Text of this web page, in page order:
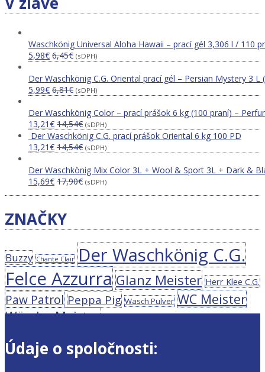
Waschkönig Universal Aloha Hawaii – prací gél 3,306 l / 110
5,98€ 6,45€ (sDPH)
Der Waschkönig C.G. Oriental prací gél – Persian Mystery 3 L
5,99€ 6,81€ (sDPH)
Der Waschkönig Color – prací prášok 6 kg (100 praní) –
13,21€ 14,54€ (sDPH)
Der Waschkönig C.G. prací prášok Oriental 6 kg 100 PD
13,21€ 14,54€ (sDPH)
Der Waschkönig Mix Color 3L + Wool & Sport 3L + Dark &
15,69€ 17,90€ (sDPH)
ZNAČKY
Buzzy Chante Clair
Der Waschkönig C.G.
Felce Azzurra Glanz Meister Herr Klee C.G.
Paw Patrol Peppa Pig Wasch Pulver WC Meister
Wäsche Meister
Údaje o spoločnosti: